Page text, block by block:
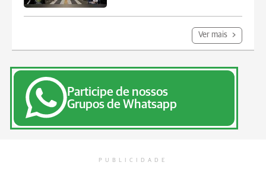
Ver mais
Participe de nossos
Grupos de Whatsapp
PUBLICIDADE